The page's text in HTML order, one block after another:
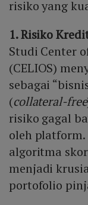
risiko yang
1. Risiko
Studi Center
(CELIOS)
sebagai
(collateral-free
risiko gagal
oleh
algoritma
menjadi
portofolio